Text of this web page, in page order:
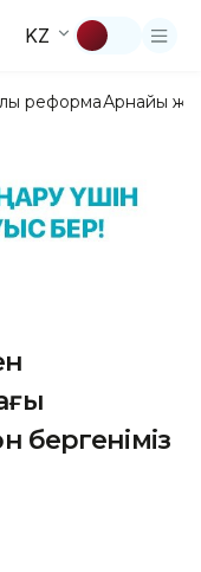
KZ
реформаАрнайы
бергеніміз